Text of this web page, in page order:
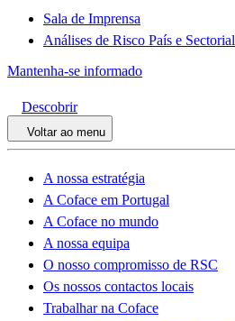
Sala de Imprensa
Análises de Risco País e Sectorial
Mantenha-se informado
Descobrir
Voltar ao menu
A nossa estratégia
A Coface em Portugal
A Coface no mundo
A nossa equipa
O nosso compromisso de RSC
Os nossos contactos locais
Trabalhar na Coface